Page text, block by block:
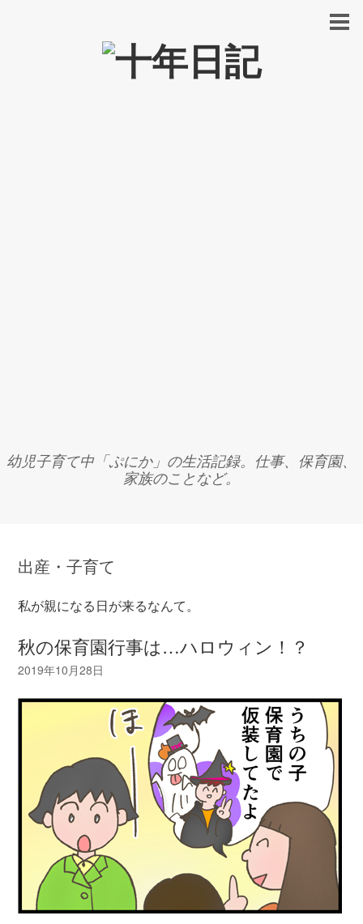
幼児子育て中「ぷにか」の生活記録。仕事、保育園、
家族のことなど。
出産・子育て
私が親になる日が来るなんて。
秋の保育園行事は…ハロウィン！？